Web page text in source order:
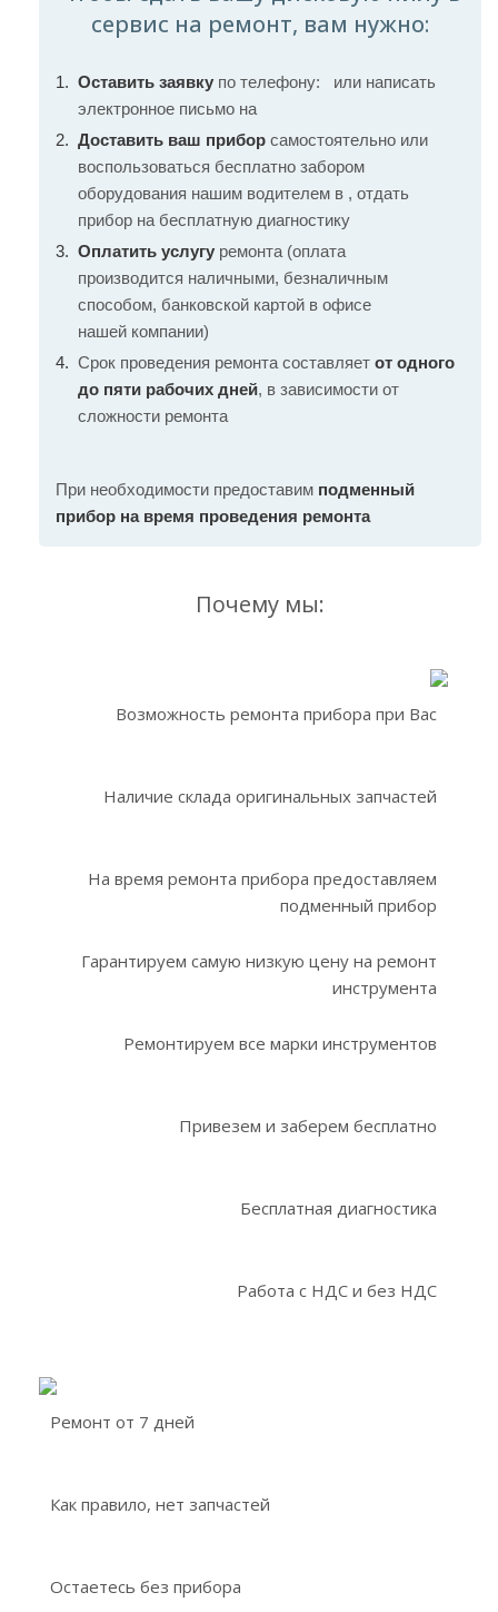
сервис на ремонт, вам нужно:
Оставить заявку по телефону:
или написать
электронное письмо на
Доставить ваш прибор самостоятельно или
воспользоваться бесплатно забором
оборудования нашим водителем в , отдать
прибор на бесплатную диагностику
Оплатить услугу ремонта (оплата
производится наличными, безналичным
способом, банковской картой в офисе
нашей компании)
Срок проведения ремонта составляет от одного
до пяти рабочих дней, в зависимости от
сложности ремонта
При необходимости предоставим подменный
прибор на время проведения ремонта
Почему мы:
Возможность ремонта прибора при Вас
Наличие склада оригинальных запчастей
На время ремонта прибора предоставляем
подменный прибор
Гарантируем самую низкую цену на ремонт
инструмента
Ремонтируем все марки инструментов
Привезем и заберем бесплатно
Бесплатная диагностика
Работа с НДС и без НДС
Ремонт от 7 дней
Как правило, нет запчастей
Остаетесь без прибора